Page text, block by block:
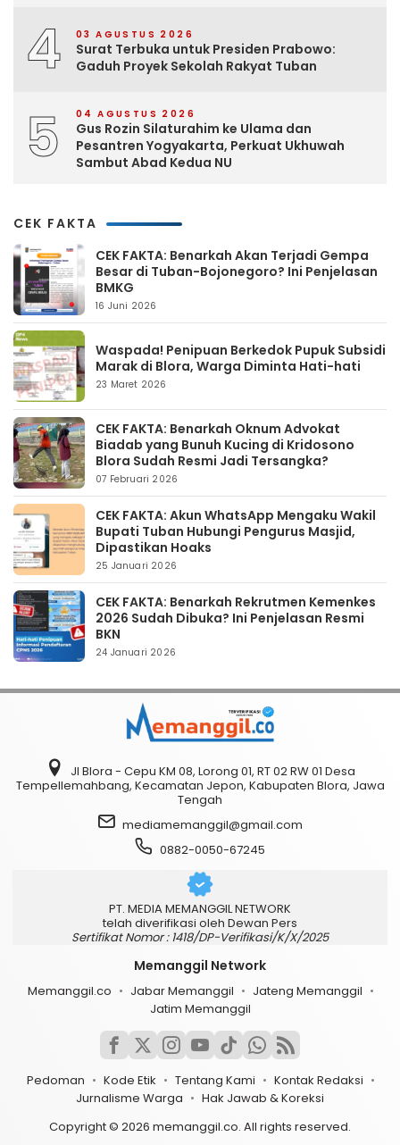
4 03 AGUSTUS 2026
Surat Terbuka untuk Presiden Prabowo:
Gaduh Proyek Sekolah Rakyat Tuban
5 04 AGUSTUS 2026
Gus Rozin Silaturahim ke Ulama dan
Pesantren Yogyakarta, Perkuat Ukhuwah
Sambut Abad Kedua NU
CEK FAKTA
CEK FAKTA: Benarkah Akan Terjadi Gempa
Besar di Tuban-Bojonegoro? Ini Penjelasan
BMKG
16 Juni 2026
Waspada! Penipuan Berkedok Pupuk Subsidi
Marak di Blora, Warga Diminta Hati-hati
23 Maret 2026
CEK FAKTA: Benarkah Oknum Advokat
Biadab yang Bunuh Kucing di Kridosono
Blora Sudah Resmi Jadi Tersangka?
07 Februari 2026
CEK FAKTA: Akun WhatsApp Mengaku Wakil
Bupati Tuban Hubungi Pengurus Masjid,
Dipastikan Hoaks
25 Januari 2026
CEK FAKTA: Benarkah Rekrutmen Kemenkes
2026 Sudah Dibuka? Ini Penjelasan Resmi
BKN
24 Januari 2026
Jl Blora - Cepu KM 08, Lorong 01, RT 02 RW 01 Desa
Tempellemahbang, Kecamatan Jepon, Kabupaten Blora, Jawa
Tengah
mediamemanggil@gmail.com
0882-0050-67245
PT. MEDIA MEMANGGIL NETWORK
telah diverifikasi oleh Dewan Pers
Sertifikat Nomor : 1418/DP-Verifikasi/K/X/2025
Memanggil Network
Memanggil.co Jabar Memanggil
Jateng Memanggil
Jatim Memanggil
Pedoman Kode Etik Tentang Kami
Kontak Redaksi
Jurnalisme Warga
Hak Jawab & Koreksi
Copyright © 2026 memanggil.co. All rights reserved.